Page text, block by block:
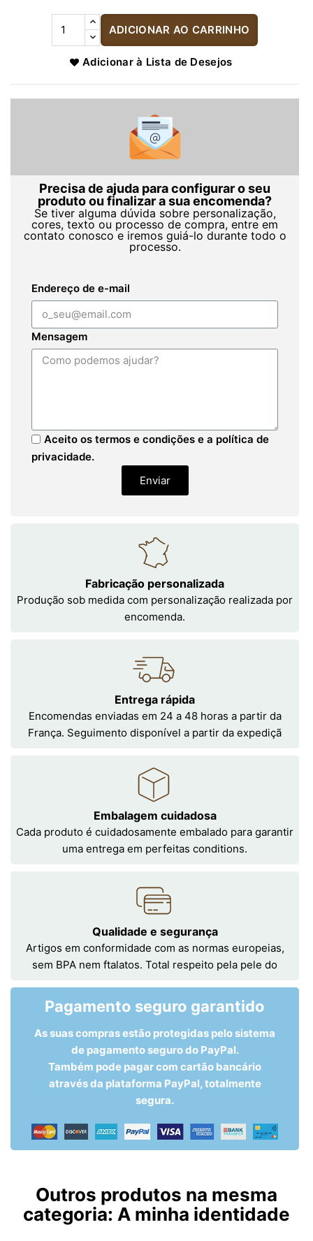
ADICIONAR AO CARRINHO
Adicionar à Lista de Desejos
Precisa de ajuda para configurar o seu
produto ou finalizar a sua encomenda?
Se tiver alguma dúvida sobre personalização,
cores, texto ou processo de compra, entre em
contato conosco e iremos guiá-lo durante todo o
processo.
Endereço de e-mail
Mensagem
Aceito os termos e condições e a política de
privacidade.
Enviar
Fabricação personalizada
Produção sob medida com personalização realizada por
encomenda.
Entrega rápida
Encomendas enviadas em 24 a 48 horas a partir da
França. Seguimento disponível a partir da expediçã
Embalagem cuidadosa
Cada produto é cuidadosamente embalado para garantir
uma entrega em perfeitas conditions.
Qualidade e segurança
Artigos em conformidade com as normas europeias,
sem BPA nem ftalatos. Total respeito pela pele do
Pagamento seguro garantido
As suas compras estão protegidas pelo sistema
de pagamento seguro do PayPal.
Também pode pagar com cartão bancário
através da plataforma PayPal, totalmente
segura.
Outros produtos na mesma
categoria: A minha identidade